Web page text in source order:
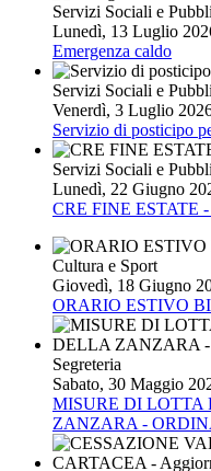
Servizi Sociali e
Lunedì, 13 Luglio
Emergenza caldo
Servizi Sociali e
Venerdì, 3 Luglio
Servizio di posticipo
Servizi Sociali e
Lunedì, 22 Giugno
CRE FINE ESTATE
Cultura e Sport
Giovedì, 18 Giugno
ORARIO ESTIVO
Segreteria
Sabato, 30 Maggio
MISURE DI LOTTA
ZANZARA -